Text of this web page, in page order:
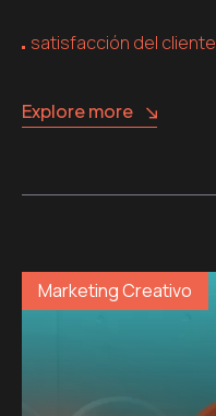
satisfacción del cliente
Explore more
Marketing Creativo